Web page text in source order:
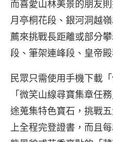
而喜愛山林美景的朋友
月亭桐花段、銀河洞越
薦來挑戰長距離或部分
段、筆架連峰段、皇帝
民眾只需使用手機下載
「微笑山線尋寶集章任
途蒐集特色寶石，挑戰
上全程完登證書，而且